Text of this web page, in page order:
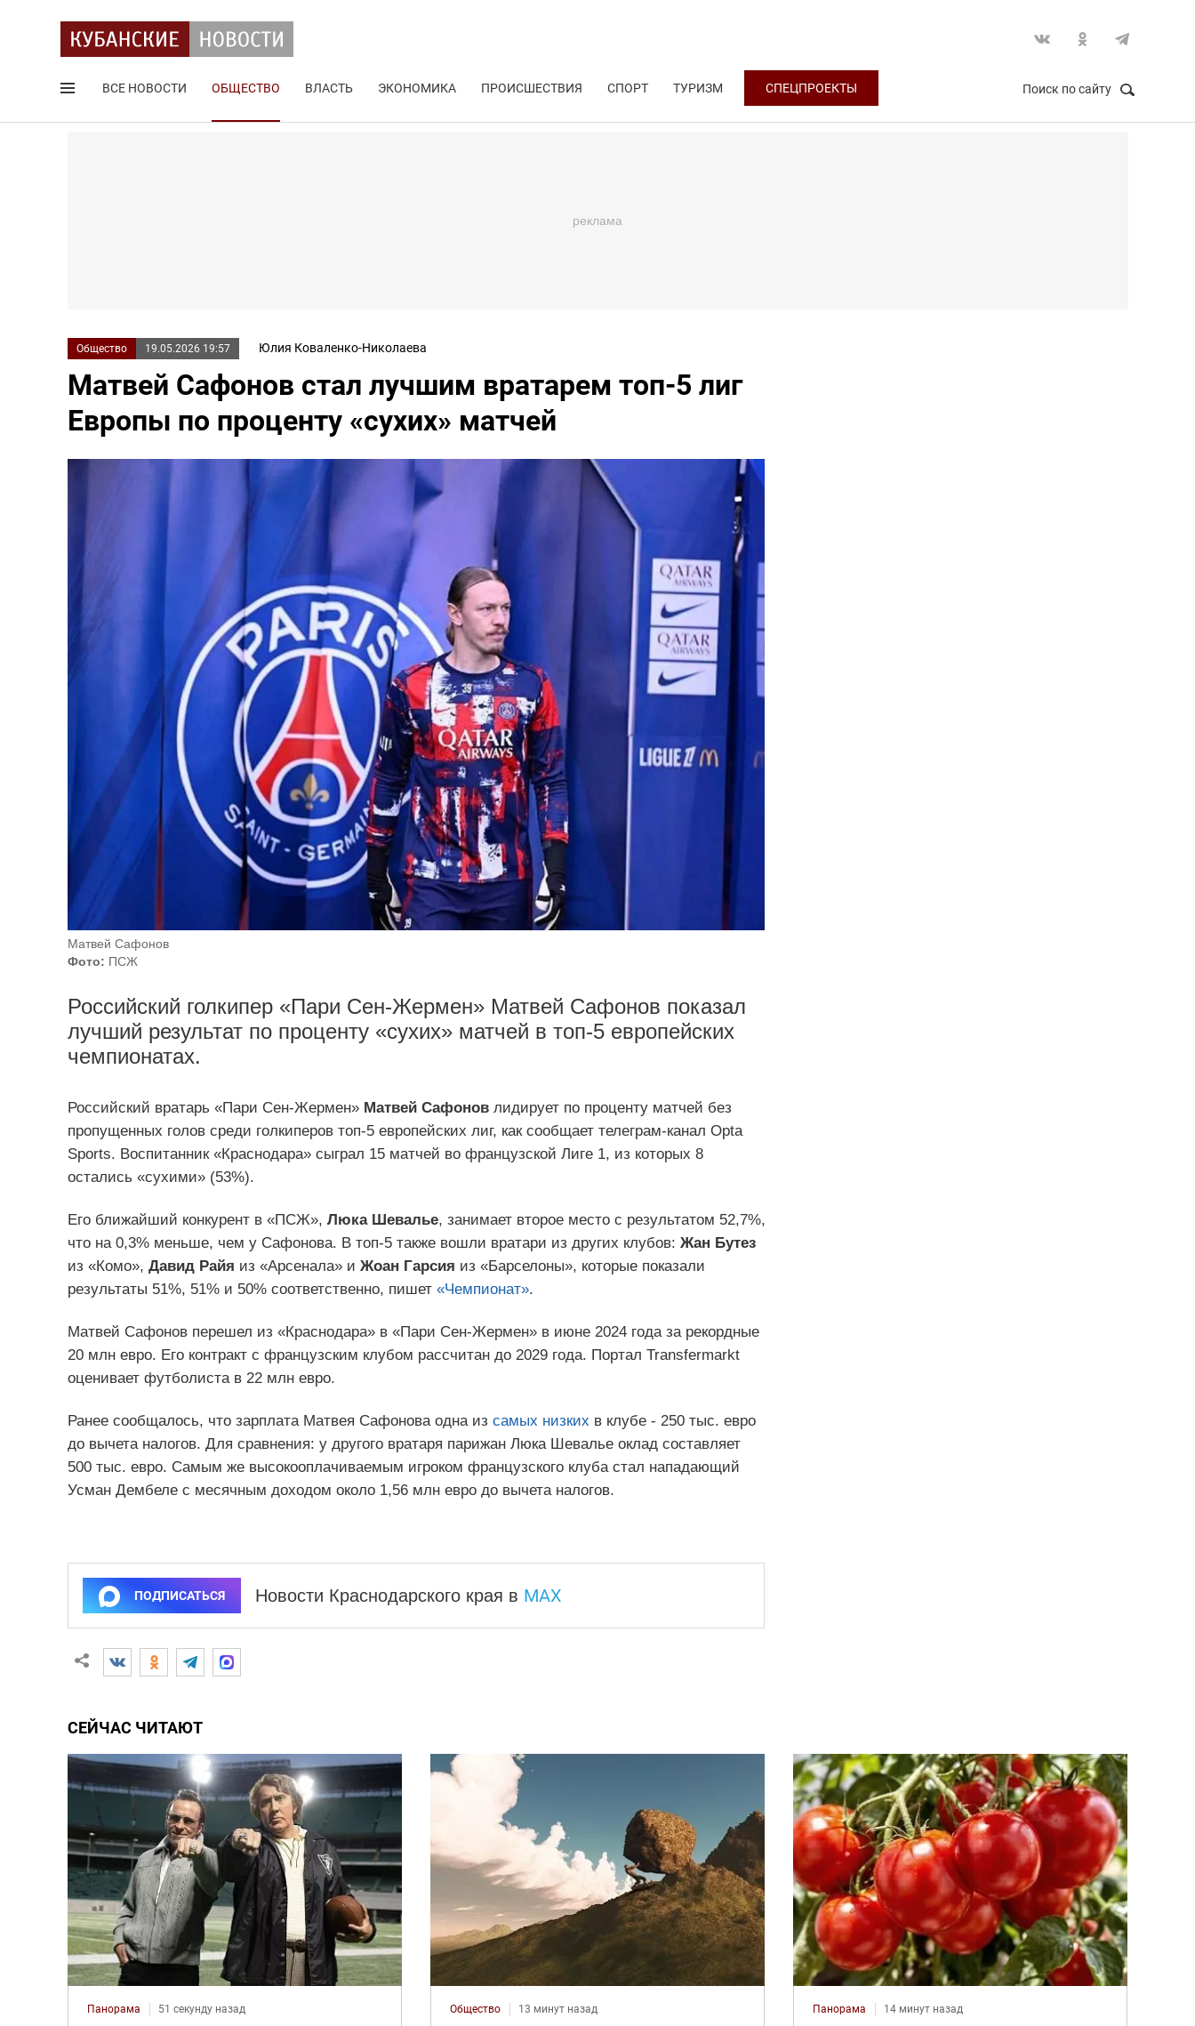
ВСЕ НОВОСТИ ОБЩЕСТВО ВЛАСТЬ ЭКОНОМИКА ПРОИСШЕСТВИЯ СПОРТ ТУРИЗМ СПЕЦПРОЕКТЫ Поиск по сайту
Общество 19.05.2026 19:57 Юлия Коваленко-Николаева
Матвей Сафонов стал лучшим вратарем топ-5 лиг
Европы по проценту «сухих» матчей
Матвей Сафонов
Фото: ПСЖ
Российский голкипер «Пари Сен-Жермен» Матвей Сафонов показал
лучший результат по проценту «сухих» матчей в топ-5 европейских
чемпионатах.
Российский вратарь «Пари Сен-Жермен» Матвей Сафоновлидирует по проценту матчей без
пропущенных голов среди голкиперов топ-5 европейских лиг, как сообщает телеграм-канал Opta
Sports. Воспитанник «Краснодара» сыграл 15 матчей во французской Лиге 1, из которых 8
остались «сухими» (53%).
Его ближайший конкурент в «ПСЖ», Люка Шевалье, занимает второе место с результатом 52,7%,
что на 0,3% меньше, чем у Сафонова. В топ-5 также вошли вратари из других клубов: Жан Бутез
из «Комо», Давид Райя из «Арсенала» и Жоан Гарсия из «Барселоны», которые показали
результаты 51%, 51% и 50% соответственно, пишет «Чемпионат».
Матвей Сафонов перешел из «Краснодара» в «Пари Сен-Жермен» в июне 2024 года за рекордные
20 млн евро. Его контракт с французским клубом рассчитан до 2029 года. Портал Transfermarkt
оценивает футболиста в 22 млн евро.
Ранее сообщалось, что зарплата Матвея Сафонова одна из самых низких в клубе - 250 тыс. евро
до вычета налогов. Для сравнения: у другого вратаря парижан Люка Шевалье оклад составляет
500 тыс. евро. Самым же высокооплачиваемым игроком французского клуба стал нападающий
Усман Дембеле с месячным доходом около 1,56 млн евро до вычета налогов.
ПОДПИСАТЬСЯ Новости Краснодарского края в MAX
СЕЙЧАС ЧИТАЮТ
Панорама 51 секунду назад Общество 13 минут назад Панорама 14 минут назад